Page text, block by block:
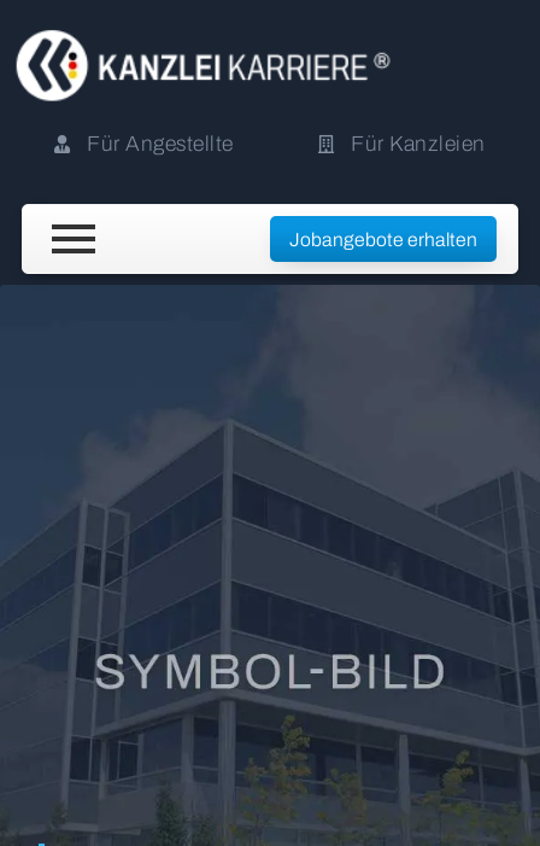
Für Angestellte Für Kanzleien
Jobangebote erhalten